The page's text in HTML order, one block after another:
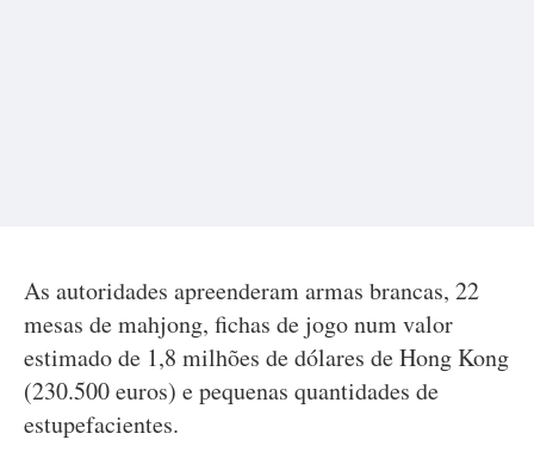
As autoridades apreenderam armas brancas, 22
mesas de mahjong, fichas de jogo num valor
estimado de 1,8 milhões de dólares de Hong Kong
(230.500 euros) e pequenas quantidades de
estupefacientes.